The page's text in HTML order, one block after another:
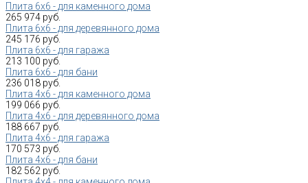
Плита 6х6 - для каменного дома
265 974 руб.
Плита 6х6 - для деревянного дома
245 176 руб.
Плита 6х6 - для гаража
213 100 руб.
Плита 6х6 - для бани
236 018 руб.
Плита 4х6 - для каменного дома
199 066 руб.
Плита 4х6 - для деревянного дома
188 667 руб.
Плита 4х6 - для гаража
170 573 руб.
Плита 4х6 - для бани
182 562 руб.